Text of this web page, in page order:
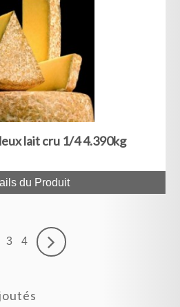
lait cru 1/4 4.390kg
du Produit
3 4